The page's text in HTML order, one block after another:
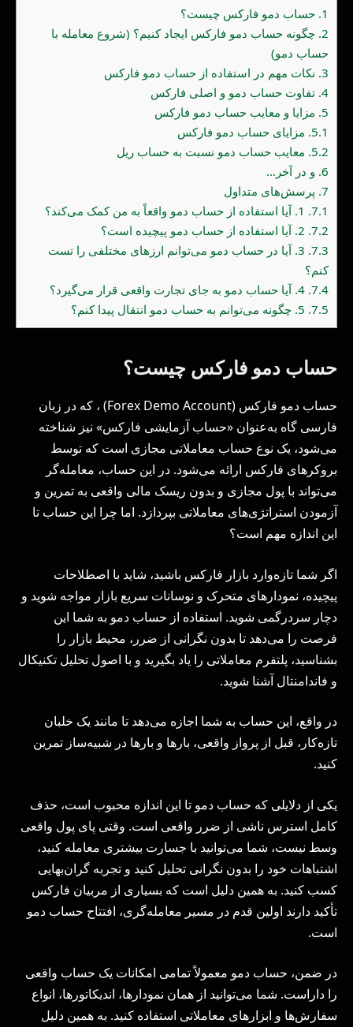
1. حساب دمو فارکس چیست؟
2. چگونه حساب دمو فارکس ایجاد کنیم؟ (شروع معامله با
حساب دمو)
3. نکات مهم در استفاده از حساب دمو فارکس
4. تفاوت حساب دمو و اصلی فارکس
5. مزایا و معایب حساب دمو فارکس
5.1. مزایای حساب دمو فارکس
5.2. معایب حساب دمو نسبت به حساب ریل
6. و در آخر…
7. پرسش‌های متداول
7.1.
7.2.
7.3.
3. آیا در حساب دمو می‌توانم ارزهای مختلفی را تست
کنم؟
7.4.
7.5.
حساب دمو فارکس چیست؟
حساب دمو فارکس (Forex Demo Account) ، که در زبان
فارسی گاه به‌عنوان «حساب آزمایشی فارکس» نیز شناخته
می‌شود، یک نوع حساب معاملاتی مجازی است که توسط
بروکرهای فارکس ارائه می‌شود. در این حساب، معامله‌گر
می‌تواند با پول مجازی و بدون ریسک مالی واقعی به تمرین و
آزمودن استراتژی‌های معاملاتی بپردازد. اما چرا این حساب تا
این اندازه مهم است؟
اگر شما تازه‌وارد بازار فارکس باشید، شاید با اصطلاحات
پیچیده، نمودارهای متحرک و نوسانات سریع بازار مواجه شوید و
دچار سردرگمی شوید. استفاده از حساب دمو به شما این
فرصت را می‌دهد تا بدون نگرانی از ضرر، محیط بازار را
بشناسید، پلتفرم معاملاتی را یاد بگیرید و با اصول تحلیل تکنیکال
و فاندامنتال آشنا شوید.
در واقع، این حساب به شما اجازه می‌دهد تا مانند یک خلبان
تازه‌کار، قبل از پرواز واقعی، بارها و بارها در شبیه‌ساز تمرین
کنید.
یکی از دلایلی که حساب دمو تا این اندازه محبوب است، حذف
کامل استرس ناشی از ضرر واقعی است. وقتی پای پول واقعی
وسط نیست، شما می‌توانید با جسارت بیشتری معامله کنید،
اشتباهات خود را بدون نگرانی تحلیل کنید و تجربه گران‌بهایی
کسب کنید. به همین دلیل است که بسیاری از مربیان فارکس
تأکید دارند اولین قدم در مسیر معامله‌گری، افتتاح حساب دمو
است.
در ضمن، حساب دمو معمولاً تمامی امکانات یک حساب واقعی
را داراست. شما می‌توانید از همان نمودارها، اندیکاتورها، انواع
سفارش‌ها و ابزارهای معاملاتی استفاده کنید. به همین دلیل